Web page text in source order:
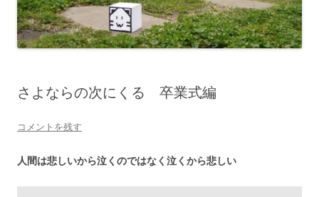
さよならの次にくる 卒業式編
コメントを残す
人間は悲しいから泣くのではなく泣くから悲しい